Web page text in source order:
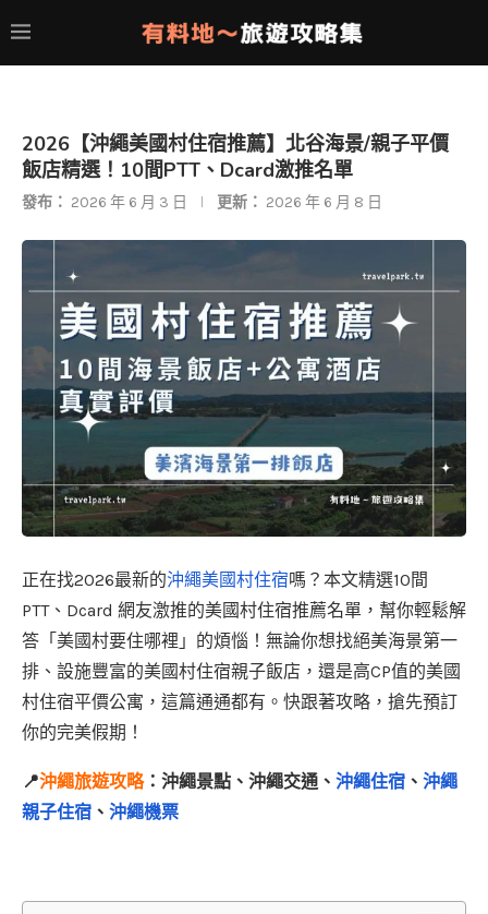
2026【沖繩美國村住宿推薦】北谷海景/親子平價
飯店精選！10間PTT、Dcard激推名單
發布： 2026 年 6 月 3 日 更新： 2026 年 6 月 8 日
正在找2026最新的沖繩美國村住宿嗎？本文精選10間
PTT、Dcard 網友激推的美國村住宿推薦名單，幫你輕鬆解
答「美國村要住哪裡」的煩惱！無論你想找絕美海景第一
排、設施豐富的美國村住宿親子飯店，還是高CP值的美國
村住宿平價公寓，這篇通通都有。快跟著攻略，搶先預訂
你的完美假期！
📍沖繩旅遊攻略：沖繩景點、沖繩交通、 沖繩住宿 、 沖繩
親子住宿 、 沖繩機票